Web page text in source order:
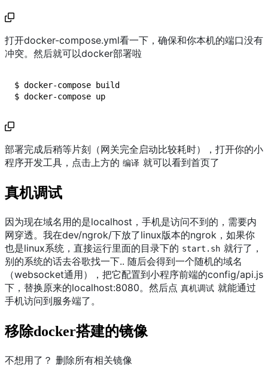
打开docker-compose.yml看一下，确保和你本机的端口没有
冲突。然后就可以docker部署啦
$ docker-compose build
$ docker-compose up
部署完成后稍等片刻（网关完全启动比较耗时），打开你的小
程序开发工具，点击上方的 编译 就可以看到首页了
真机调试
因为现在域名用的是localhost，手机是访问不到的，需要内
网穿透。我在dev/ngrok/下放了linux版本的ngrok，如果你
也是linux系统，直接运行里面的目录下的 start.sh 就行了，
别的系统的话去谷歌找一下.. 随后会得到一个随机的域名
（websocket通用），把它配置到小程序前端的config/api.js
下，替换原来的localhost:8080。然后点 真机调试 就能通过
手机访问到服务端了。
移除docker搭建的镜像
不想用了？ 删除所有相关镜像